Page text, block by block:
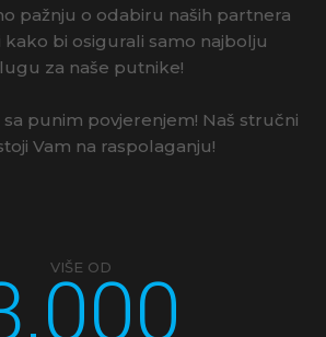
pažnju o odabiru naših partnera
kako bi osigurali samo najbolju
za naše putnike!
punim povjerenjem! Naš stručni
Vam na raspolaganju!
VIŠE OD